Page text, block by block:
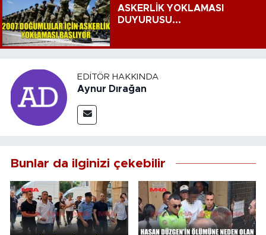
ASKERLİK YOKLAMASI
DUYURUSU...
EDITÖR HAKKINDA
Aynur Dırağan
Bunlar da ilginizi çekebilir